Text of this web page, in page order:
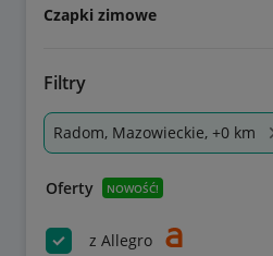
Czapki zimowe
Filtry
Radom, Mazowieckie, +0 km
Oferty NOWOŚĆ!
z Allegro